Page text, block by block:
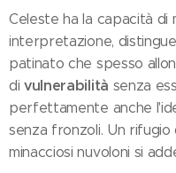
Celeste ha la capacità di
interpretazione,
patinato che spesso
divulnerabilità senza
perfettamente anche
senza fronzoli. Un
minacciosi nuvoloni si